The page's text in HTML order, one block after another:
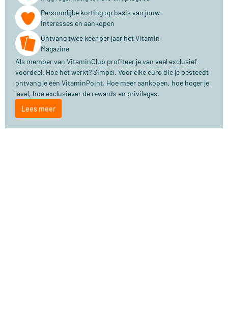
Persoonlijke korting op basis van jouw
interesses en aankopen
Ontvang twee keer per jaar het Vitamin
Magazine
Als member van VitaminClub profiteer je van veel exclusief
voordeel. Hoe het werkt? Simpel. Voor elke euro die je besteedt
ontvang je één VitaminPoint. Hoe meer aankopen, hoe hoger je
level, hoe exclusiever de rewards en privileges.
Lees meer